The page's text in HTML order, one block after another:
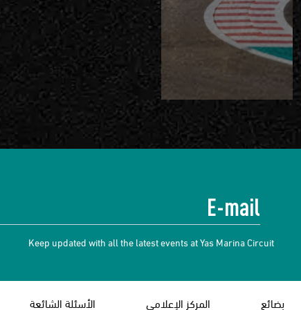
Keep updated with all the latest events at Yas Marina Circuit
بضائع المركز الإعلامي الأسئلة الشائعة